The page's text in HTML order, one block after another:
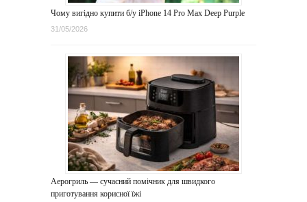
Чому вигідно купити б/у iPhone 14 Pro Max Deep Purple
31/05/2026
Аерогриль — сучасний помічник для швидкого
приготування корисної їжі